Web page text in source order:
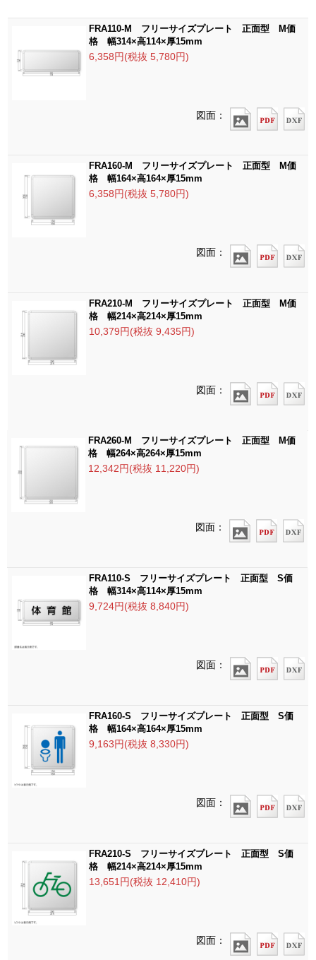
FRA110-M フリーサイズプレート 正面型 M価
格 幅314×高114×厚15mm
6,358円(税抜 5,780円)
図面：
FRA160-M フリーサイズプレート 正面型 M価
格 幅164×高164×厚15mm
6,358円(税抜 5,780円)
図面：
FRA210-M フリーサイズプレート 正面型 M価
格 幅214×高214×厚15mm
10,379円(税抜 9,435円)
図面：
FRA260-M フリーサイズプレート 正面型 M価
格 幅264×高264×厚15mm
12,342円(税抜 11,220円)
図面：
FRA110-S フリーサイズプレート 正面型 S価
格 幅314×高114×厚15mm
9,724円(税抜 8,840円)
図面：
FRA160-S フリーサイズプレート 正面型 S価
格 幅164×高164×厚15mm
9,163円(税抜 8,330円)
図面：
FRA210-S フリーサイズプレート 正面型 S価
格 幅214×高214×厚15mm
13,651円(税抜 12,410円)
図面：